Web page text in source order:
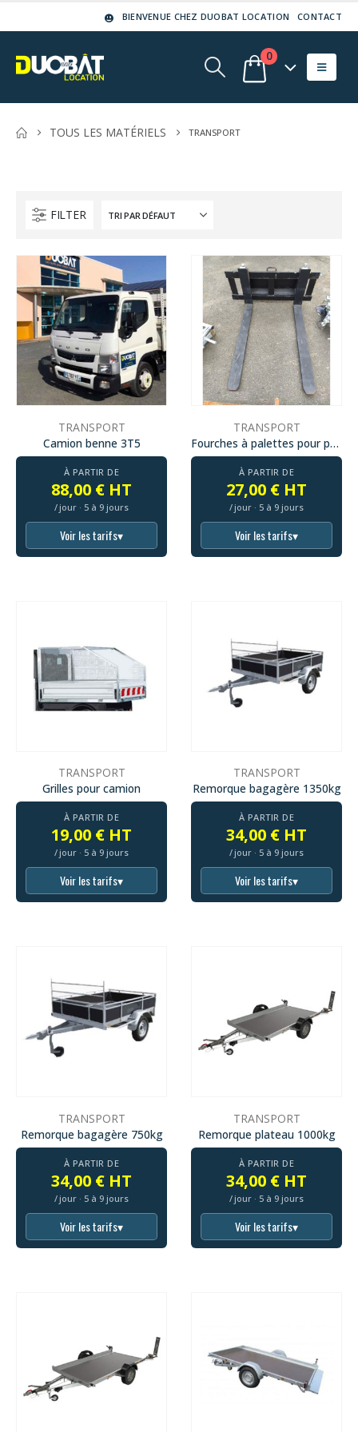
BIENVENUE CHEZ DUOBAT LOCATION CONTACT
0
TOUS LES MATÉRIELS TRANSPORT
FILTER
TRANSPORT
Camion benne 3T5
À PARTIR DE
88,00 € HT
/ jour · 5 à 9 jours
Voir les tarifs▾
TRANSPORT
Fourches à palettes pour porte outils
À PARTIR DE
27,00 € HT
/ jour · 5 à 9 jours
Voir les tarifs▾
TRANSPORT
Grilles pour camion
À PARTIR DE
19,00 € HT
/ jour · 5 à 9 jours
Voir les tarifs▾
TRANSPORT
Remorque bagagère 1350kg
À PARTIR DE
34,00 € HT
/ jour · 5 à 9 jours
Voir les tarifs▾
TRANSPORT
Remorque bagagère 750kg
À PARTIR DE
34,00 € HT
/ jour · 5 à 9 jours
Voir les tarifs▾
TRANSPORT
Remorque plateau 1000kg
À PARTIR DE
34,00 € HT
/ jour · 5 à 9 jours
Voir les tarifs▾